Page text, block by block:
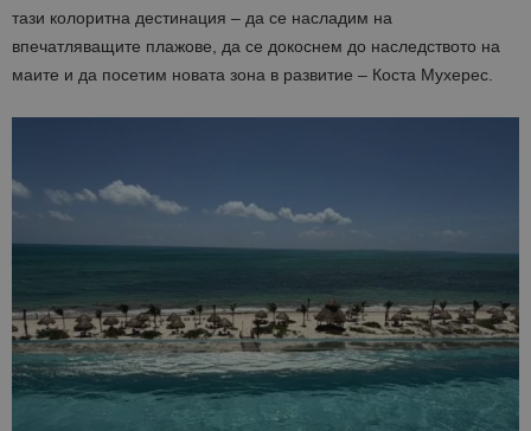
тази колоритна дестинация – да се насладим на
впечатляващите плажове, да се докоснем до наследството на
маите и да посетим новата зона в развитие – Коста Мухерес.